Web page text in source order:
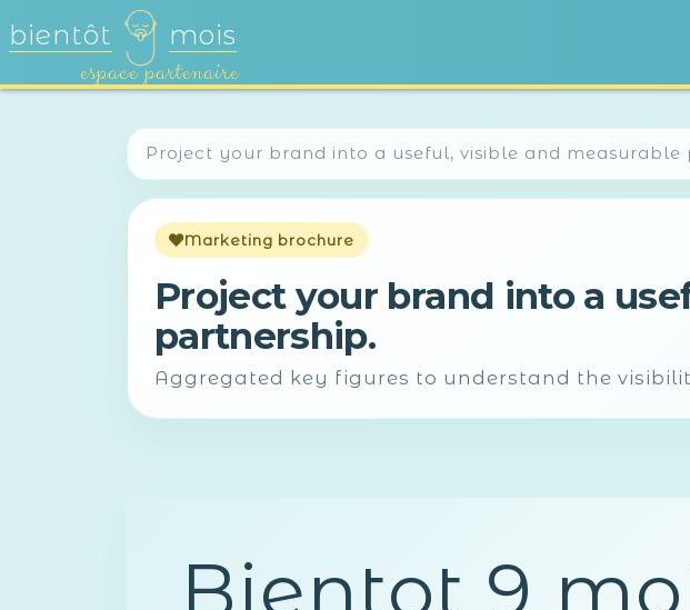
bientôt mois
espace partenaire
Project your brand into a useful, visible and measurable
Marketing brochure
Project your brand into a
partnership.
Aggregated key figures to understand the
Bientot 9